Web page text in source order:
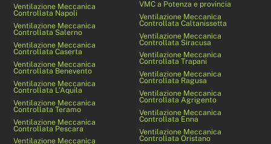
Ventilazione Meccanica
Controllata Napoli
Ventilazione Meccanica
Controllata Salerno
Ventilazione Meccanica
Controllata Caserta
Ventilazione Meccanica
Controllata Benevento
Ventilazione Meccanica
Controllata L’Aquila
Ventilazione Meccanica
Controllata Teramo
Ventilazione Meccanica
Controllata Pescara
Ventilazione Meccanica
VMC a Potenza e provincia
Ventilazione Meccanica
Controllata Caltanissetta
Ventilazione Meccanica
Controllata Siracusa
Ventilazione Meccanica
Controllata Trapani
Ventilazione Meccanica
Controllata Ragusa
Ventilazione Meccanica
Controllata Agrigento
Ventilazione Meccanica
Controllata Enna
Ventilazione Meccanica
Controllata Oristano